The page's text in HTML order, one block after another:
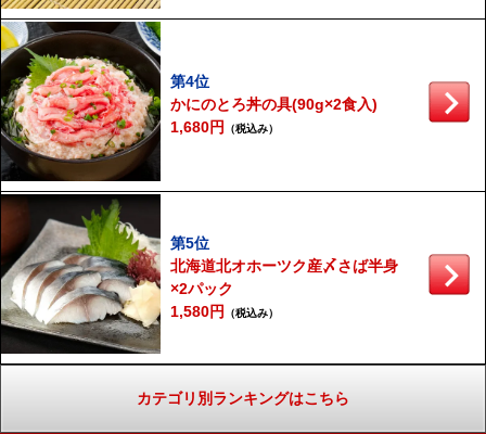
第4位
かにのとろ丼の具(90g×2食入)
1,680円
（税込み）
第5位
北海道北オホーツク産〆さば半身
×2パック
1,580円
（税込み）
カテゴリ別ランキングはこちら